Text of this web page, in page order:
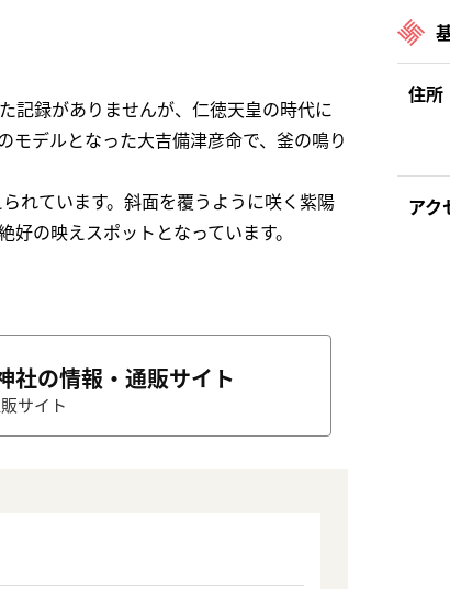
記録がありませんが、仁徳天皇の時代に
モデルとなった大吉備津彦命で、釜の鳴り
れています。斜面を覆うように咲く紫陽
の映えスポットとなっています。
社の情報・通販サイト
サイト
住所
アク